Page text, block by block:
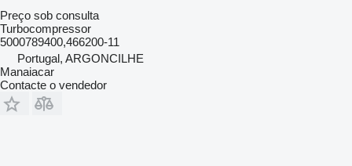
Preço sob consulta
Turbocompressor
5000789400,466200-11
Portugal, ARGONCILHE
Manaiacar
Contacte o vendedor